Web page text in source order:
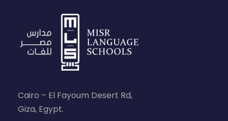
Cairo – El Fayoum Desert Rd,
Giza, Egypt.